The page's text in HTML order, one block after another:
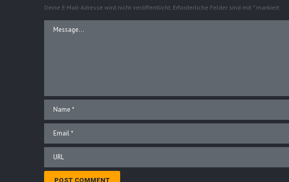
Deine E-Mail-Adresse wird nicht veröffentlicht. Erforderliche Felder sind mit *markiert